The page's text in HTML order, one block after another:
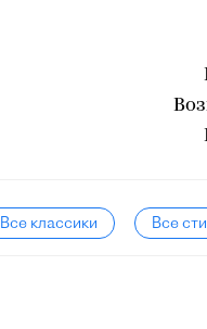
Все классики Все